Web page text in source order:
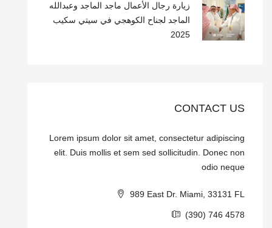
زيارة رجال الأعمال ماجد الماجد وعبدالله
الماجد لجناح الكوهجي في سيتي سكيب
2025
CONTACT US
Lorem ipsum dolor sit amet, consectetur adipiscing
elit. Duis mollis et sem sed sollicitudin. Donec non
odio neque
989 East Dr. Miami, 33131 FL
(390) 746 4578